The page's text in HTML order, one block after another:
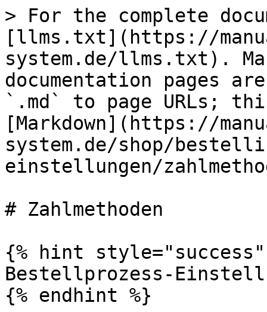
> For the complete
[llms.txt](https://
system.de/llms.txt).
documentation pages
`.md` to page URLs;
[Markdown](https://
system.de/shop/
einstellungen/
# Zahlmethoden
{% hint style="success"
Bestellprozess-
{% endhint %}